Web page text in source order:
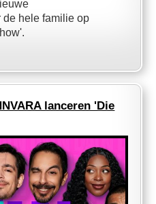
de hele familie op
lanceren 'Die